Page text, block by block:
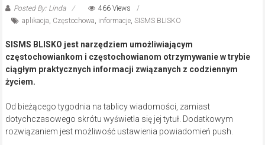
Posted By: Linda
466 Views
aplikacja, Częstochowa, informacje, SISMS BLISKO
SISMS BLISKO jest narzędziem umożliwiającym
częstochowiankom i częstochowianom otrzymywanie w trybie
ciągłym praktycznych informacji związanych z codziennym
życiem.
Od bieżącego tygodnia na tablicy wiadomości, zamiast
dotychczasowego skrótu wyświetla się jej tytuł. Dodatkowym
rozwiązaniem jest możliwość ustawienia powiadomień push.